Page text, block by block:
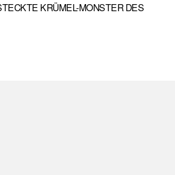
KRÜMEL-MONSTER DES